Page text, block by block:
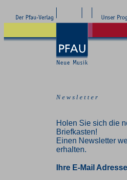
N e w s l e t t e r
Holen Sie sich die
Briefkasten!
Einen Newsletter
erhalten.
Ihre E-Mail